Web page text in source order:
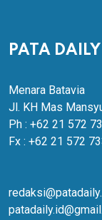
PATA DAILY
Menara Batavia
Jl. KH Mas
Ph : +62 21 572
Fx : +62 21 572